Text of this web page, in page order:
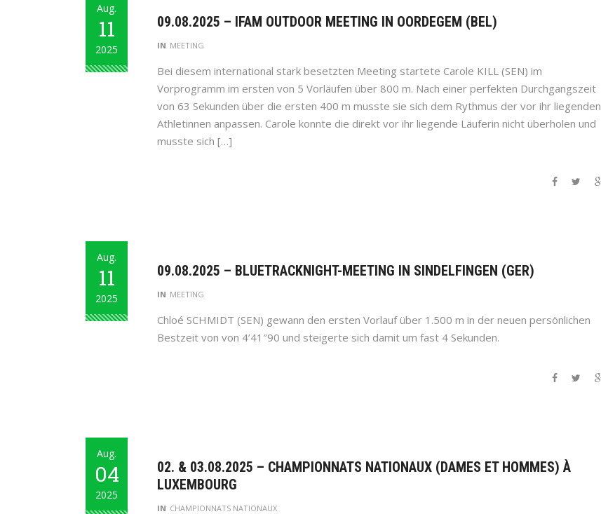
Aug.
11
2025
09.08.2025 – IFAM OUTDOOR MEETING IN OORDEGEM (BEL)
IN MEETING
Bei diesem international stark besetzten Meeting startete Carole KILL (SEN) im
Vorprogramm im ersten von 5 Vorläufen über 800 m. Nach einer perfekten Durchgangszeit
von 63 Sekunden über die ersten 400 m musste sie sich dem Rythmus der vor ihr liegenden
Athletinnen anpassen. Carole konnte die direkt vor ihr liegende Läuferin nicht überholen und
musste sich […]
Aug.
11
2025
09.08.2025 – BLUETRACKNIGHT-MEETING IN SINDELFINGEN (GER)
IN MEETING
Chloé SCHMIDT (SEN) gewann den ersten Vorlauf über 1.500 m in der neuen persönlichen
Bestzeit von von 4’41″90 und steigerte sich damit um fast 4 Sekunden.
Aug.
04
2025
02. & 03.08.2025 – CHAMPIONNATS NATIONAUX (DAMES ET HOMMES) À
LUXEMBOURG
IN CHAMPIONNATS NATIONAUX